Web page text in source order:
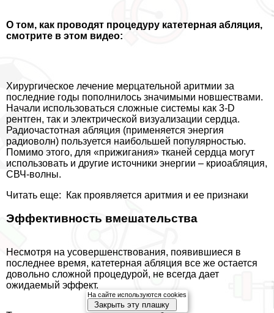
О том, как проводят процедуру катетерная абляция,
смотрите в этом видео:
Хирургическое лечение мерцательной аритмии за
последние годы пополнилось значимыми новшествами.
Начали использоваться сложные системы как 3-D
рентген, так и электрической визуализации сердца.
Радиочастотная абляция (применяется энергия
радиоволн) пользуется наибольшей популярностью.
Помимо этого, для «прижигания» тканей сердца могут
использовать и другие источники энергии – криоабляция,
СВЧ-волны.
Читать еще:
Как проявляется аритмия и ее признаки
Эффективность вмешательства
Несмотря на усовершенствования, появившиеся в
последнее время, катетерная абляция все же остается
довольно сложной процедурой, не всегда дает
ожидаемый эффект.
На сайте используются cookies
Закрыть эту плашку